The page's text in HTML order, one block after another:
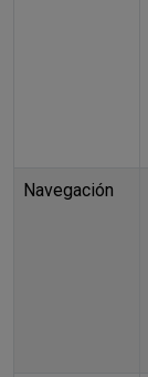
Navegación